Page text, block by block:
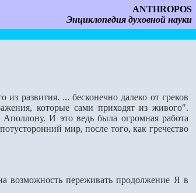
ANTHROPOS
Энциклопедия духовной науки
развития. ... бесконечно далеко от греков
которые сами приходят из живого".
И это ведь была огромная работа
мир, после того, как гречество
возможность переживать продолжение Я в